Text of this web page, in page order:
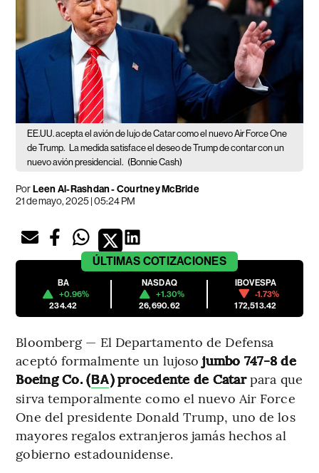
EE.UU. acepta el avión de lujo de Catar como el nuevo Air Force One
de Trump.
La medida satisface el deseo de Trump de contar con un
nuevo avión presidencial. (Bonnie Cash)
PorLeen Al-Rashdan - Courtney McBride
21 de mayo, 2025 | 05:24 PM
ÚLTIMAS COTIZACIONES
BA
+0.96%
234.42
NASDAQ
+1.30%
26,690.62
IBOVESPA
-1.73%
172,513.42
Bloomberg — El Departamento de Defensa
aceptó formalmente un lujoso jumbo 747-8 de
Boeing Co. (BA) procedente de Catarpara que
sirva temporalmente como el nuevo Air Force
One del presidente Donald Trump, uno de los
mayores regalos extranjeros jamás hechos al
gobierno estadounidense.